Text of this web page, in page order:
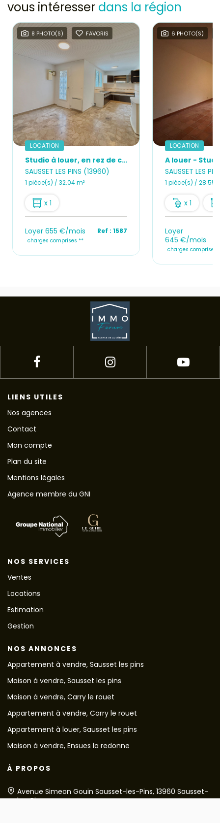
vous intéresser dans la région
8 PHOTO(S) FAVORIS
LOCATION
Studio à louer, en rez de chaussée, en plein centre du village,de Sausset-les-Pins
SAUSSET LES PINS (13960)
1 pièce(s) / 32.04 m²
x 1
Loyer 655 €/mois
charges comprises **
Ref : 1587
6 PHOTO(S)
LOCATION
SAUSSET LES
1 pièce(s) / 28.55
x 1
Loyer
645 €/mois
charges comprises
LIENS UTILES
Nos agences
Contact
Mon compte
Plan du site
Mentions légales
Agence membre du GNI
NOS SERVICES
Ventes
Locations
Estimation
Gestion
NOS ANNONCES
Appartement à vendre, Sausset les pins
Maison à vendre, Sausset les pins
Maison à vendre, Carry le rouet
Appartement à vendre, Carry le rouet
Appartement à louer, Sausset les pins
Maison à vendre, Ensues la redonne
À PROPOS
Avenue Simeon Gouin Sausset-les-Pins, 13960 Sausset-
les-Pins